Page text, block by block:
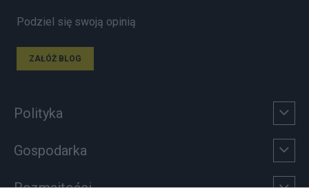
Podziel się swoją opinią
ZAŁÓŻ BLOG
Polityka
Gospodarka
Rozmaitości